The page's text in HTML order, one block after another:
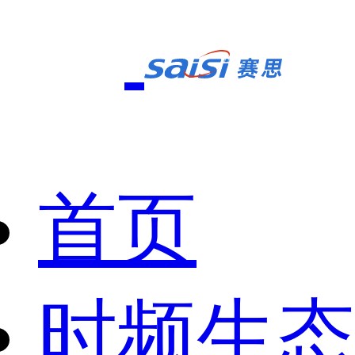
首页
时频生